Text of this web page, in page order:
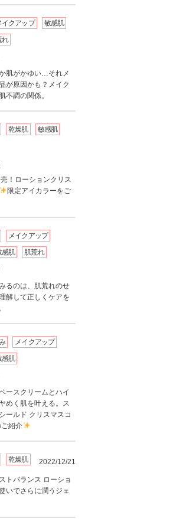
イクアップ
敏感肌
れ
肌がかゆい…それメ
が原因かも？メイク
不調の関係。
乾燥肌
敏感肌
！ローションクリス
限定アイカラーをご
メイクアップ
感肌 肌荒れ
るのは、肌荒れのせ
解して正しくケアを
メイクアップ
感肌
ースクリームとハイ
めく肌を叶える。ス
ールド クリスマスコ
紹介
乾燥肌 2022/12/21
トバランス ローショ
いでさらに潤うジェ